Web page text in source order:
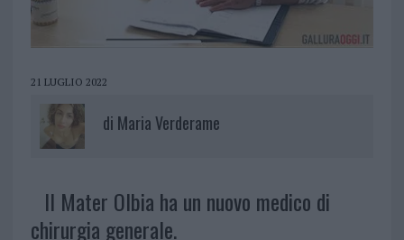
21 LUGLIO 2022
di Maria Verderame
Il Mater Olbia ha un nuovo medico di
chirurgia generale.